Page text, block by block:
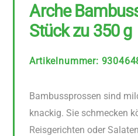
Arche
Stück zu 350 g
Artikelnummer:
Bambussprossen sind
knackig. Sie schmecken
Reisgerichten oder